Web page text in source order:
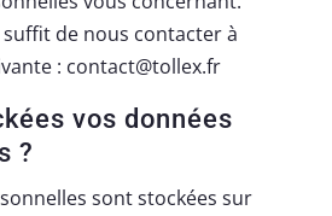
de nous contacter à
: contact@tollex.fr
vos données
?
sont stockées sur